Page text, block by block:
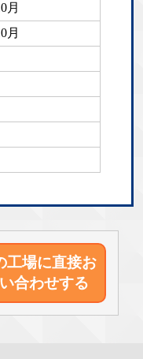
月
月
工場に直接お
合わせする